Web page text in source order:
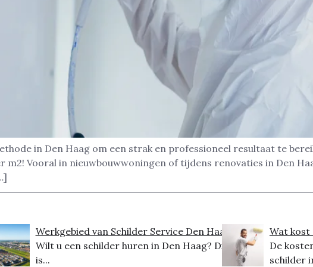
in Den Haag om een strak en professioneel resultaat te
Vooral in nieuwbouwwoningen of tijdens renovaties in Den
Werkgebied van Schilder Service Den Haag
Wilt u een schilder huren in Den Haag? Dit
is...
Wat kost
De
schilder